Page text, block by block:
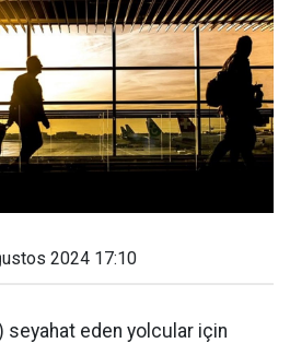
2024 17:10
seyahat eden yolcular için